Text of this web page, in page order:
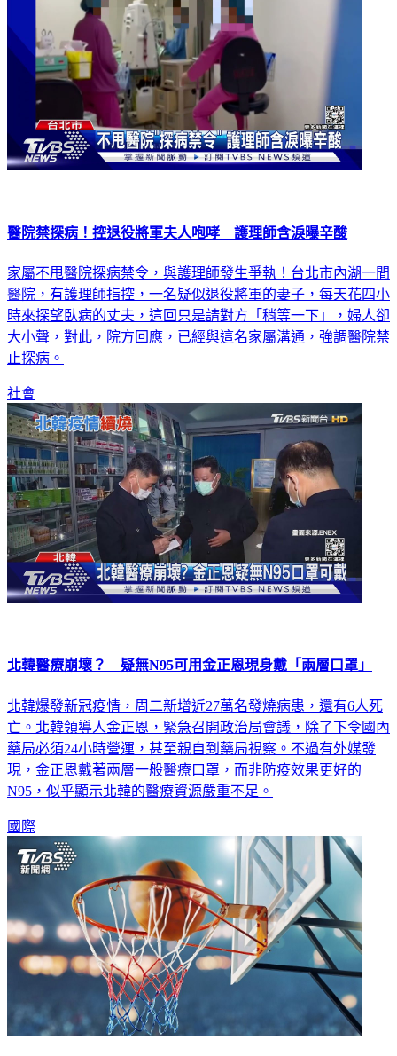
醫院禁探病！控退役將軍夫人咆哮 護理師含淚曝辛酸
家屬不甩醫院探病禁令，與護理師發生爭執！台北市內湖一間
醫院，有護理師指控，一名疑似退役將軍的妻子，每天花四小
時來探望臥病的丈夫，這回只是請對方「稍等一下」，婦人卻
大小聲，對此，院方回應，已經與這名家屬溝通，強調醫院禁
止探病。
社會
北韓醫療崩壞？ 疑無N95可用金正恩現身戴「兩層口罩」
北韓爆發新冠疫情，周二新增近27萬名發燒病患，還有6人死
亡。北韓領導人金正恩，緊急召開政治局會議，除了下令國內
藥局必須24小時營運，甚至親自到藥局視察。不過有外媒發
現，金正恩戴著兩層一般醫療口罩，而非防疫效果更好的
N95，似乎顯示北韓的醫療資源嚴重不足。
國際